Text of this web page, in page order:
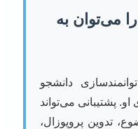
می‌توان به
دانشجو
پشتیبانی می‌تواند
تدوین پروپوزال،